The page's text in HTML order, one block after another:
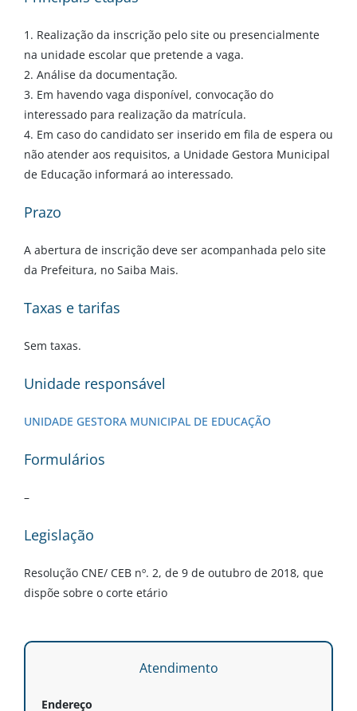
1. Realização da inscrição pelo site ou presencialmente
na unidade escolar que pretende a vaga.
2. Análise da documentação.
3. Em havendo vaga disponível, convocação do
interessado para realização da matrícula.
4. Em caso do candidato ser inserido em fila de espera ou
não atender aos requisitos, a Unidade Gestora Municipal
de Educação informará ao interessado.
Prazo
A abertura de inscrição deve ser acompanhada pelo site
da Prefeitura, no Saiba Mais.
Taxas e tarifas
Sem taxas.
Unidade responsável
UNIDADE GESTORA MUNICIPAL DE EDUCAÇÃO
Formulários
–
Legislação
Resolução CNE/ CEB nº. 2, de 9 de outubro de 2018, que
dispõe sobre o corte etário
Atendimento
Endereço